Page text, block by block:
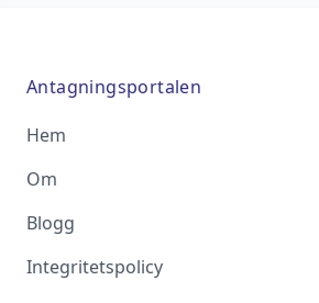
Antagningsportalen
Hem
Om
Blogg
Integritetspolicy